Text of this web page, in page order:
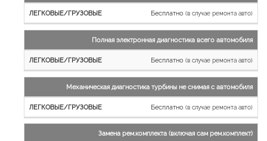
Грузовые
автомобили
Бесплатно (в случае ремонта авто)
Полная электронная диагностика всего автомобиля
Бесплатно (в случае ремонта авто)
Механическая диагностика турбины не снимая с автомобиля
Бесплатно (в случае ремонта авто)
Замена рем.комплекта (включая сам рем.комплект)